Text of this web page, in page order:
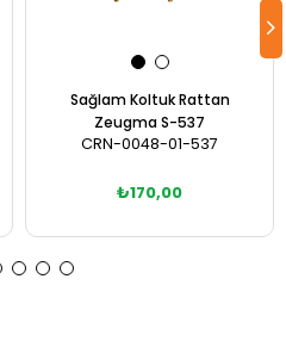
Sağlam Koltuk Rattan
Zeugma S-537
CRN-0048-01-537
₺170,00